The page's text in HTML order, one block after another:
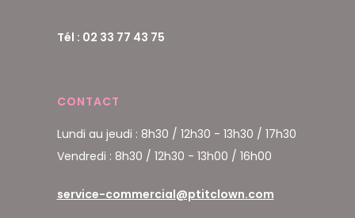
Tél : 02 33 77 43 75
CONTACT
Lundi au jeudi : 8h30 / 12h30 - 13h30 / 17h30
Vendredi : 8h30 / 12h30 - 13h00 / 16h00
service-commercial@ptitclown.com